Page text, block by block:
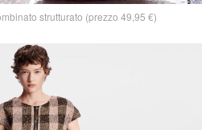
strutturato (prezzo 49,95 €)